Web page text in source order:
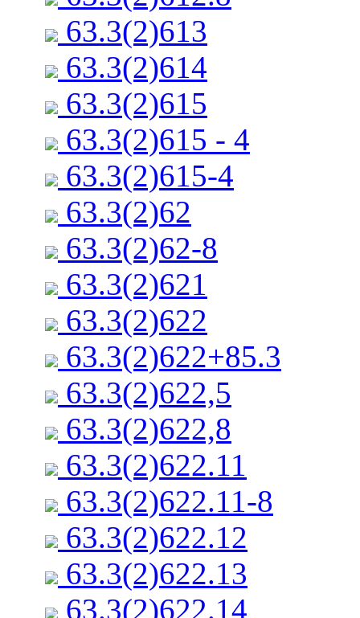
63.3(2)613
63.3(2)614
63.3(2)615
63.3(2)615 - 4
63.3(2)615-4
63.3(2)62
63.3(2)62-8
63.3(2)621
63.3(2)622
63.3(2)622+85.3
63.3(2)622,5
63.3(2)622,8
63.3(2)622.11
63.3(2)622.11-8
63.3(2)622.12
63.3(2)622.13
63.3(2)622.14